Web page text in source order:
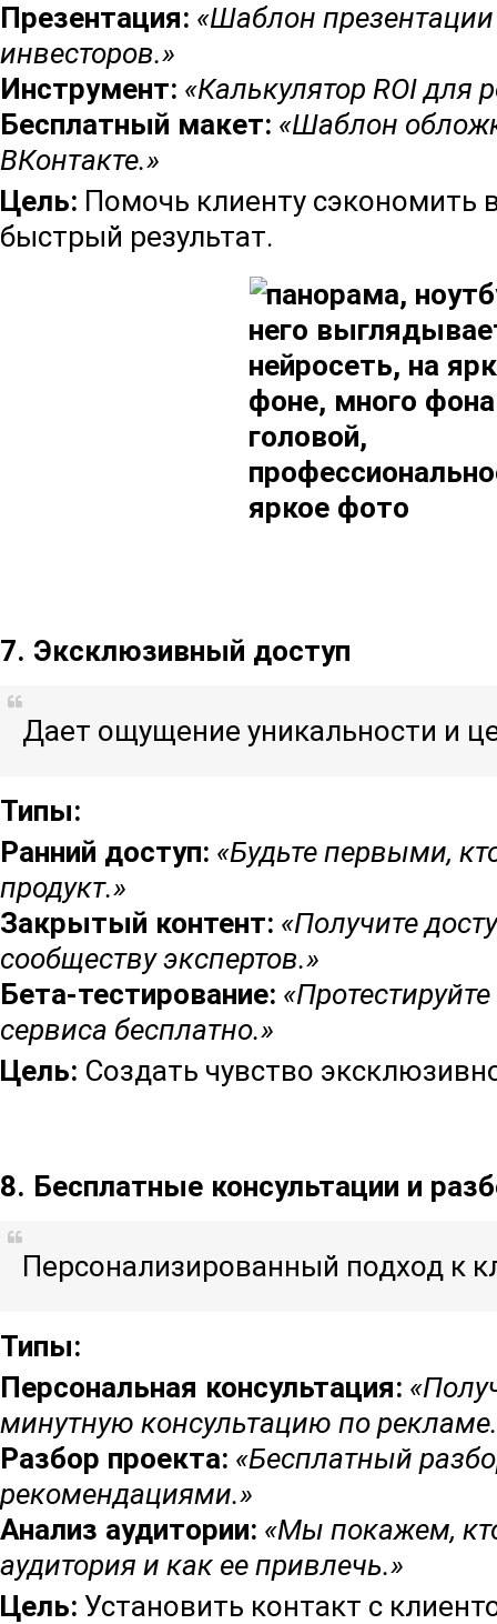
Презентация: «Шаблон
инвесторов.»
Инструмент: «Калькулятор ROI для
Бесплатный макет: «Шаблон
ВКонтакте.»
Цель: Помочь клиенту сэкономить
быстрый результат.
7. Эксклюзивный доступ
Дает ощущение уникальности и
Типы:
Ранний доступ: «Будьте первыми,
продукт.»
Закрытый контент: «Получите
сообществу экспертов.»
Бета-тестирование:
сервиса бесплатно.»
Цель: Создать чувство
8. Бесплатные консультации и
Персонализированный подход к
Типы:
Персональная консультация:
минутную консультацию по
Разбор проекта: «Бесплатный
рекомендациями.»
Анализ аудитории: «Мы покажем,
аудитория и как ее привлечь.»
Цель: Установить контакт с